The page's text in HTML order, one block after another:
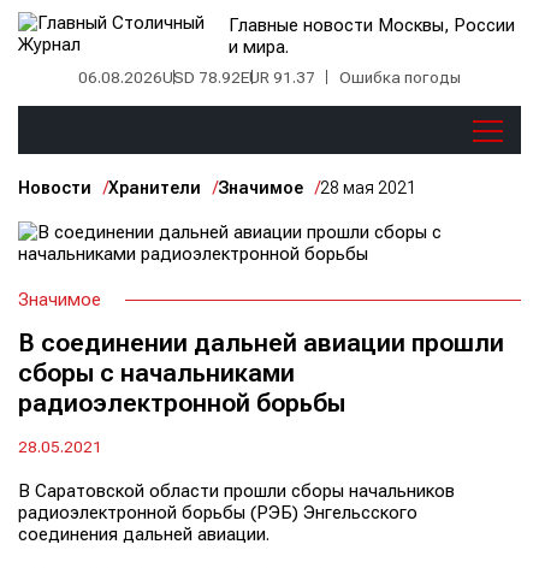
Главные новости Москвы, России
и мира.
06.08.2026USD 78.92EUR 91.37 Ошибка погоды
Новости Хранители Значимое 28 мая 2021
Значимое
В соединении дальней авиации прошли
сборы с начальниками
радиоэлектронной борьбы
28.05.2021
В Саратовской области прошли сборы начальников
радиоэлектронной борьбы (РЭБ) Энгельсского
соединения дальней авиации.